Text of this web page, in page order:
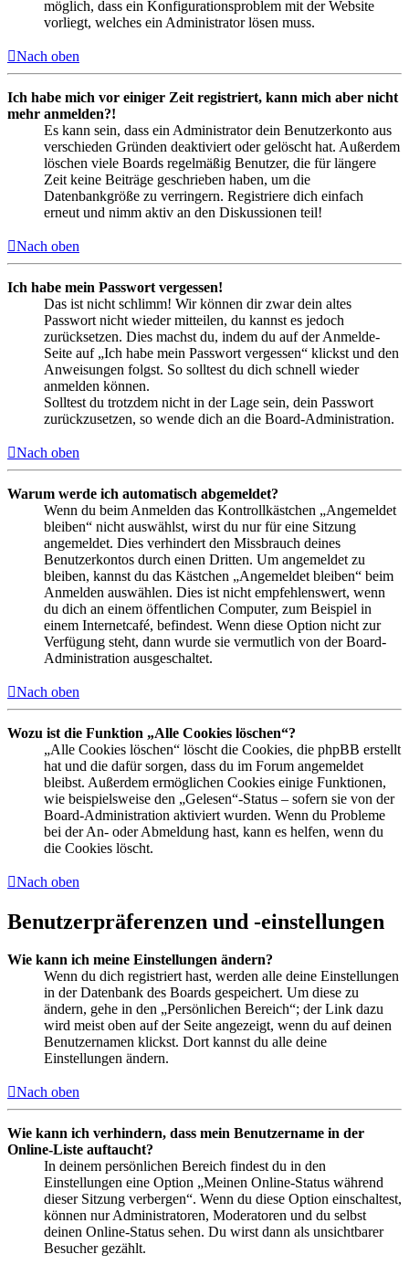
möglich, dass ein Konfigurationsproblem mit der Website
vorliegt, welches ein Administrator lösen muss.
Nach oben
Ich habe mich vor einiger Zeit registriert, kann mich aber nicht
mehr anmelden?!
Es kann sein, dass ein Administrator dein Benutzerkonto aus
verschieden Gründen deaktiviert oder gelöscht hat. Außerdem
löschen viele Boards regelmäßig Benutzer, die für längere
Zeit keine Beiträge geschrieben haben, um die
Datenbankgröße zu verringern. Registriere dich einfach
erneut und nimm aktiv an den Diskussionen teil!
Nach oben
Ich habe mein Passwort vergessen!
Das ist nicht schlimm! Wir können dir zwar dein altes
Passwort nicht wieder mitteilen, du kannst es jedoch
zurücksetzen. Dies machst du, indem du auf der Anmelde-
Seite auf „Ich habe mein Passwort vergessen“ klickst und den
Anweisungen folgst. So solltest du dich schnell wieder
anmelden können.
Solltest du trotzdem nicht in der Lage sein, dein Passwort
zurückzusetzen, so wende dich an die Board-Administration.
Nach oben
Warum werde ich automatisch abgemeldet?
Wenn du beim Anmelden das Kontrollkästchen „Angemeldet
bleiben“ nicht auswählst, wirst du nur für eine Sitzung
angemeldet. Dies verhindert den Missbrauch deines
Benutzerkontos durch einen Dritten. Um angemeldet zu
bleiben, kannst du das Kästchen „Angemeldet bleiben“ beim
Anmelden auswählen. Dies ist nicht empfehlenswert, wenn
du dich an einem öffentlichen Computer, zum Beispiel in
einem Internetcafé, befindest. Wenn diese Option nicht zur
Verfügung steht, dann wurde sie vermutlich von der Board-
Administration ausgeschaltet.
Nach oben
Wozu ist die Funktion „Alle Cookies löschen“?
„Alle Cookies löschen“ löscht die Cookies, die phpBB erstellt
hat und die dafür sorgen, dass du im Forum angemeldet
bleibst. Außerdem ermöglichen Cookies einige Funktionen,
wie beispielsweise den „Gelesen“-Status – sofern sie von der
Board-Administration aktiviert wurden. Wenn du Probleme
bei der An- oder Abmeldung hast, kann es helfen, wenn du
die Cookies löscht.
Nach oben
Benutzerpräferenzen und -einstellungen
Wie kann ich meine Einstellungen ändern?
Wenn du dich registriert hast, werden alle deine Einstellungen
in der Datenbank des Boards gespeichert. Um diese zu
ändern, gehe in den „Persönlichen Bereich“; der Link dazu
wird meist oben auf der Seite angezeigt, wenn du auf deinen
Benutzernamen klickst. Dort kannst du alle deine
Einstellungen ändern.
Nach oben
Wie kann ich verhindern, dass mein Benutzername in der
Online-Liste auftaucht?
In deinem persönlichen Bereich findest du in den
Einstellungen eine Option „Meinen Online-Status während
dieser Sitzung verbergen“. Wenn du diese Option einschaltest,
können nur Administratoren, Moderatoren und du selbst
deinen Online-Status sehen. Du wirst dann als unsichtbarer
Besucher gezählt.